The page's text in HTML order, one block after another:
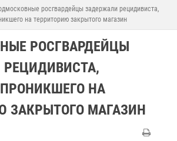
росгвардейцы задержали рецидивиста,
на территорию закрытого магазин
РОСГВАРДЕЙЦЫ
НА
ЗАКРЫТОГО МАГАЗИН